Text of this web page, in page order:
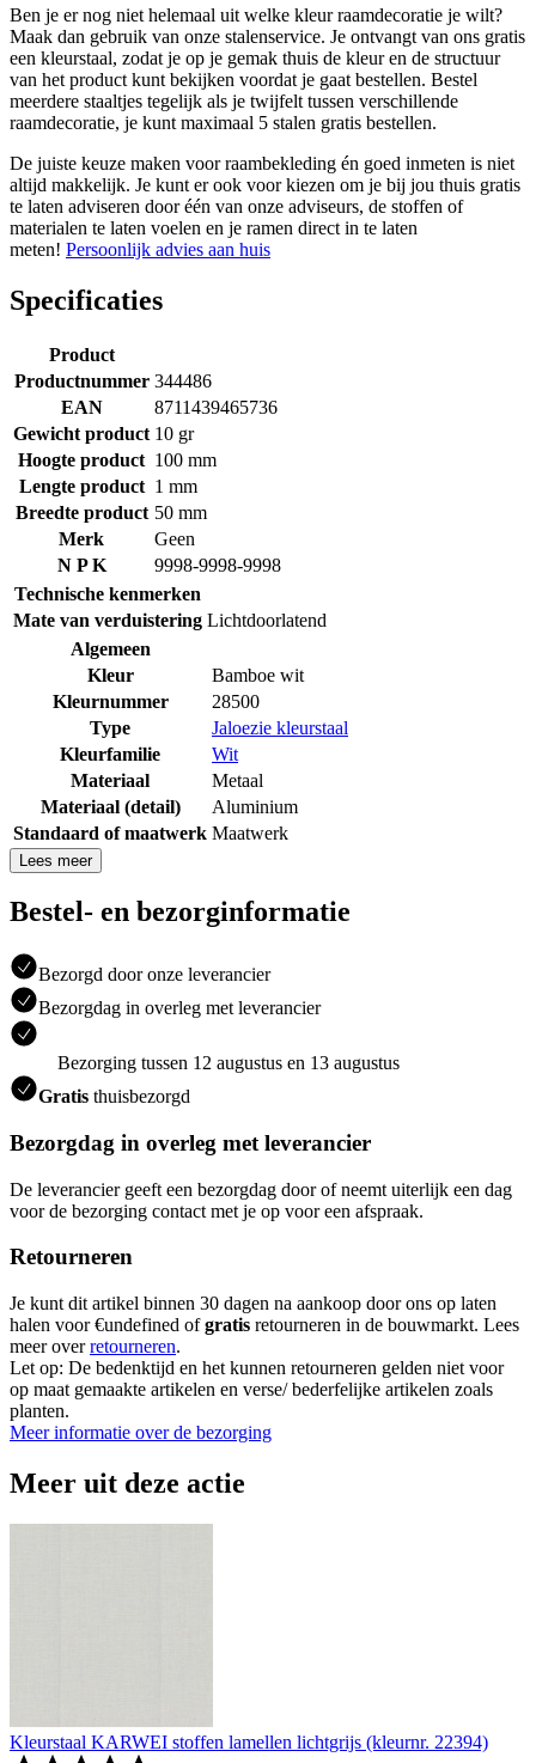
Ben je er nog niet helemaal uit welke kleur raamdecoratie je wilt?
Maak dan gebruik van onze stalenservice. Je ontvangt van ons gratis
een kleurstaal, zodat je op je gemak thuis de kleur en de structuur
van het product kunt bekijken voordat je gaat bestellen. Bestel
meerdere staaltjes tegelijk als je twijfelt tussen verschillende
raamdecoratie, je kunt maximaal 5 stalen gratis bestellen.
De juiste keuze maken voor raambekleding én goed inmeten is niet
altijd makkelijk. Je kunt er ook voor kiezen om je bij jou thuis gratis
te laten adviseren door één van onze adviseurs, de stoffen of
materialen te laten voelen en je ramen direct in te laten
meten! Persoonlijk advies aan huis
Specificaties
Product
Productnummer 344486
EAN
8711439465736
Gewicht product 10 gr
Hoogte product 100 mm
Lengte product 1 mm
Breedte product 50 mm
Merk
Geen
N P K
9998-9998-9998
Technische kenmerken
Mate van verduistering Lichtdoorlatend
Algemeen
Kleur
Bamboe wit
Kleurnummer
28500
Type
Jaloezie kleurstaal
Kleurfamilie
Wit
Materiaal
Metaal
Materiaal (detail)
Aluminium
Standaard of maatwerk Maatwerk
Lees meer
Bestel- en bezorginformatie
Bezorgd door onze leverancier
Bezorgdag in overleg met leverancier
Bezorging tussen 12 augustus en 13 augustus
Gratis thuisbezorgd
Bezorgdag in overleg met leverancier
De leverancier geeft een bezorgdag door of neemt uiterlijk een dag
voor de bezorging contact met je op voor een afspraak.
Retourneren
Je kunt dit artikel binnen 30 dagen na aankoop door ons op laten
halen voor €undefined ofgratis retourneren in de bouwmarkt. Lees
meer overretourneren.
Let op: De bedenktijd en het kunnen retourneren gelden niet voor
op maat gemaakte artikelen en verse/ bederfelijke artikelen zoals
planten.
Meer informatie over de bezorging
Meer uit deze actie
Kleurstaal KARWEI stoffen lamellen lichtgrijs (kleurnr. 22394)